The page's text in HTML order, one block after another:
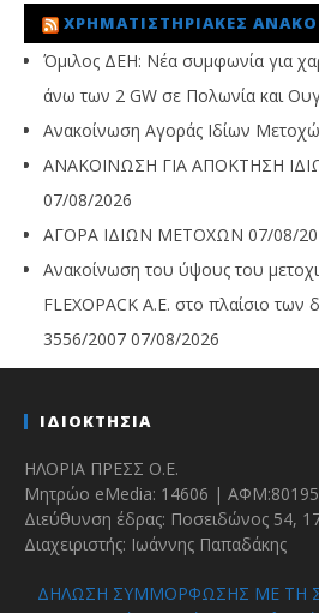
ΧΡΗΜΑΤΙΣΤΗΡΙΑΚΈΣ
Όμιλος ΔΕΗ: Νέα συμφωνία για
άνω των 2 GW σε Πολωνία και
Ανακοίνωση Αγοράς Ιδίων
ΑΝΑΚΟΙΝΩΣΗ ΓΙΑ ΑΠΟΚΤΗΣΗ
07/08/2026
ΑΓΟΡΑ ΙΔΙΩΝ ΜΕΤΟΧΩΝ 07/08/
Ανακοίνωση του ύψους του
FLEXOPACK A.E. στο πλαίσιο των
3556/2007 07/08/2026
ΙΔΙΟΚΤΗΣΙΑ
ΗΛΟΡΙΑ ΠΡΕΣΣ Ο.Ε.
Μητρώο eMedia: 14606 |
Διεύθυνση έδρας: Ποσειδώνος 54,
Διαχειριστής: Ιωάννης Παπαδάκης
ΔΗΛΩΣΗ ΣΥΜΜΟΡΦΩΣΗΣ ΜΕ ΤΗ